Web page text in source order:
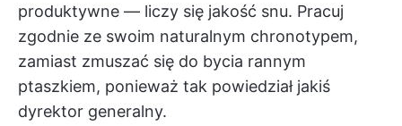
produktywne — liczy się jakość snu. Pracuj
zgodnie ze swoim naturalnym chronotypem,
zamiast zmuszać się do bycia rannym
ptaszkiem, ponieważ tak powiedział jakiś
dyrektor generalny.